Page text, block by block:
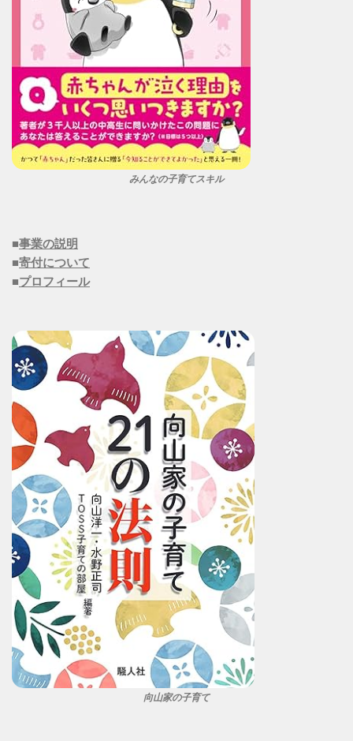
みんなの子育てスキル
■事業の説明
■寄付について
■プロフィール
向山家の子育て